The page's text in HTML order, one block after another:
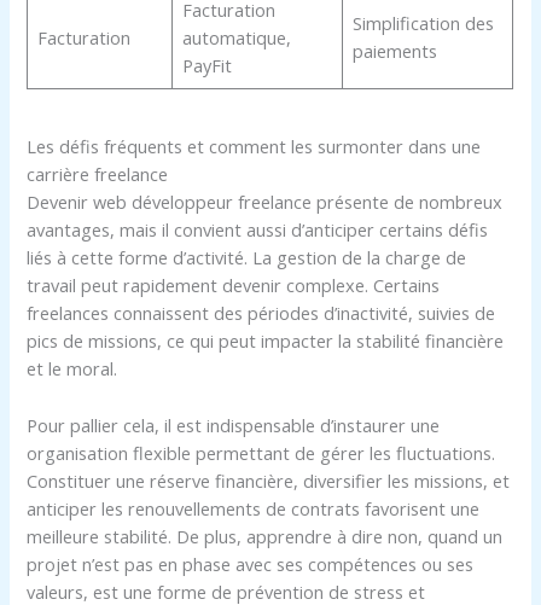
Facturation
Facturation
automatique,
PayFit
Simplification des
paiements
Les défis fréquents et comment les surmonter dans une
carrière freelance
Devenir web développeur freelance présente de nombreux
avantages, mais il convient aussi d’anticiper certains défis
liés à cette forme d’activité. La gestion de la charge de
travail peut rapidement devenir complexe. Certains
freelances connaissent des périodes d’inactivité, suivies de
pics de missions, ce qui peut impacter la stabilité financière
et le moral.
Pour pallier cela, il est indispensable d’instaurer une
organisation flexible permettant de gérer les fluctuations.
Constituer une réserve financière, diversifier les missions, et
anticiper les renouvellements de contrats favorisent une
meilleure stabilité. De plus, apprendre à dire non, quand un
projet n’est pas en phase avec ses compétences ou ses
valeurs, est une forme de prévention de stress et